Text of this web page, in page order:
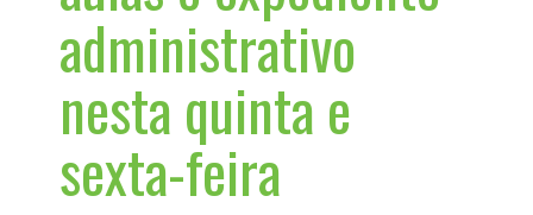
administrativo
nesta quinta e
sexta-feira